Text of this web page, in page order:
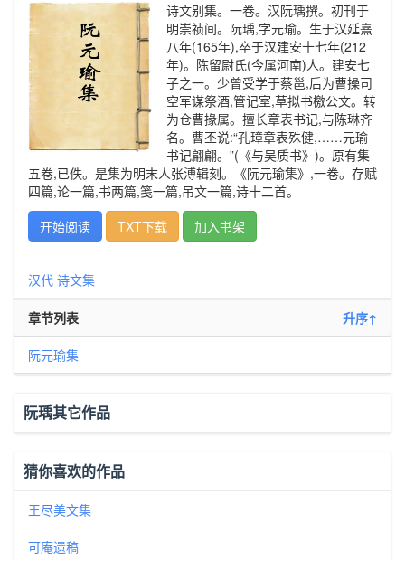
诗文别集。一卷。汉阮瑀撰。初刊于
明崇祯间。阮瑀,字元瑜。生于汉延熹
八年(165年),卒于汉建安十七年(212
年)。陈留尉氏(今属河南)人。建安七
子之一。少曾受学于蔡邕,后为曹操司
空军谋祭酒,管记室,草拟书檄公文。转
为仓曹掾属。擅长章表书记,与陈琳齐
名。曹丕说:“孔璋章表殊健,……元瑜
书记翩翩。”(《与吴质书》)。原有集
五卷,已佚。是集为明末人张溥辑刻。《阮元瑜集》,一卷。存赋
四篇,论一篇,书两篇,笺一篇,吊文一篇,诗十二首。
开始阅读
TXT下载 加入书架
汉代 诗文集
章节列表 升序↑
阮元瑜集
阮瑀其它作品
猜你喜欢的作品
王尽美文集
可庵遗稿